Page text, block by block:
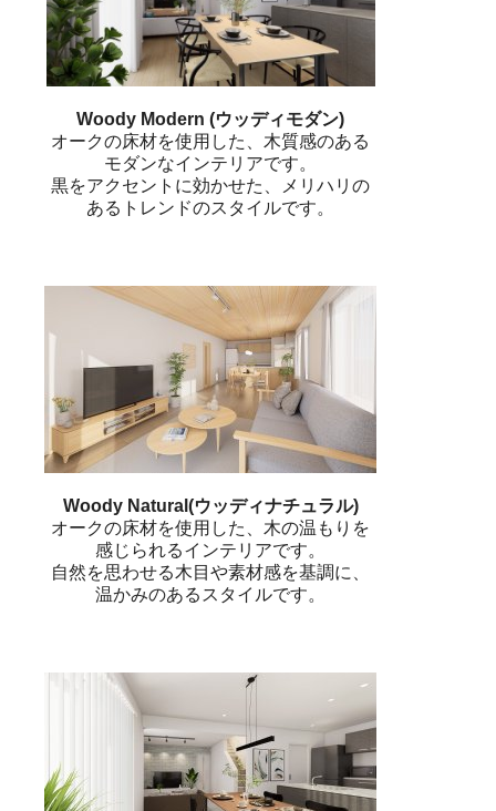
Woody Modern (ウッディモダン)
オークの床材を使用した、木質感のある
モダンなインテリアです。
黒をアクセントに効かせた、メリハリの
あるトレンドのスタイルです。
Woody Natural(ウッディナチュラル)
オークの床材を使用した、木の温もりを
感じられるインテリアです。
自然を思わせる木目や素材感を基調に、
温かみのあるスタイルです。